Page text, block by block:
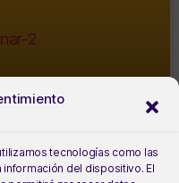
tecnologías como las
del dispositivo. El